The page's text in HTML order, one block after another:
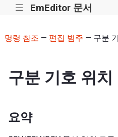
||| EmEditor 문서
명령 참조 — 편집 범주 — 구분
구분 기호 위치
요약